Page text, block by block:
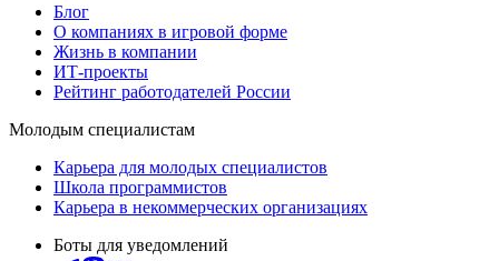
Блог
О компаниях в игровой форме
Жизнь в компании
ИТ-проекты
Рейтинг работодателей России
Молодым специалистам
Карьера для молодых специалистов
Школа программистов
Карьера в некоммерческих организациях
Боты для уведомлений